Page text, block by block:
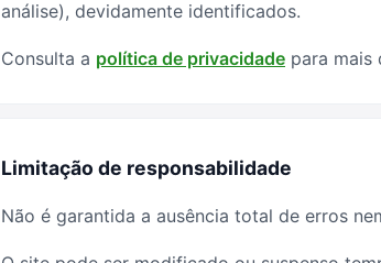
análise), devidamente identificados.
Consulta a política de privacidade para mais
Limitação de responsabilidade
Não é garantida a ausência total de erros